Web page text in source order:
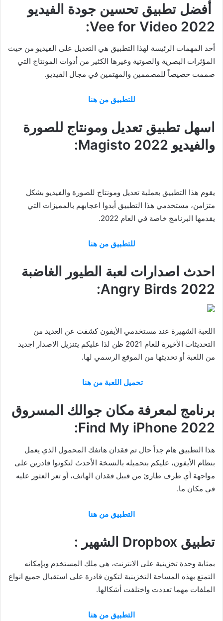
أفضل تطبيق تحسين جودة الفيديو
Vee for Video 2022:
أحد المهمات الرئيسة لهذا التطبيق هي التعديل على الفيديو من حيث
المؤثرات البصرية والصوتية وغيرها الكثير من أدوات المونتاج التي
صممت خصيصاً للمصممين والمهتمين في مجال الفيديو.
للتطبيق من هنا
اسهل تطبيق تعديل ومونتاج للصورة
والفيديو Magisto 2022:
يقوم هذا التطبيق بعملية تعديل ومونتاج للصورة والفيديو بشكل
متزامن، مستخدمي هذا التطبيق أبدوا اعجابهم بالمميزات التي
يقدمها البرنامج خاصة في العام 2022.
للتطبيق من هنا
احدث اصدارات لعبة الطيور الغاضبة
2022 Angry Birds:
اللعبة الشهيرة عند مستخدمي الأيفون كشفت عن العديد من
التحديثات الأخيرة للعام 2021 ظن لذا عليكم يتنزيل الاصدار اجديد
من اللعبة أو تحديثها من الموقع الرسمي لها.
تحميل اللعبة من هنا
برنامج لمعرفة مكان جوالك المسروق
Find My iPhone 2022:
هذا التطبيق هام جداً حال تم فقدان هاتفك المحمول الذي يعمل
بنظام الأيفون، عليكم بتحميله بالنسخة الأحدث لتكونوا قادرين على
مواجهة أي ظرف طارئ من قبيل فقدان الهاتف، أو تعر العثور عليه
في مكان ما.
التطبيق من هنا
تطبيق Dropbox الشهير :
بمثابة وحدة تخزينية على الانترنت، هي ملك المستخدم وبإمكانه
التمتع بهذه المساحة التخزينية لتكون قادرة على استقبال جميع انواع
الملفات مهما تعددت واختلفت أشكالها.
التطبيق من هنا